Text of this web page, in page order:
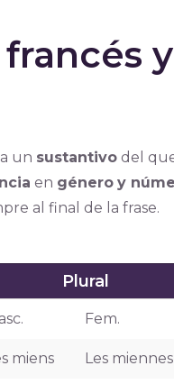
y
a un sustantivodel
en género y
al final de la frase.
Plural
Fem.
miens Les miennes